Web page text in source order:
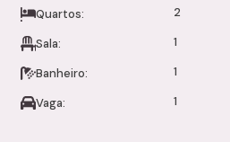
1 vaga de garagem coberta
Infraestrutura do Condomínio:
Portão eletrônico
Quartos: 2
Sala: 1
Banheiro: 1
Vaga: 1